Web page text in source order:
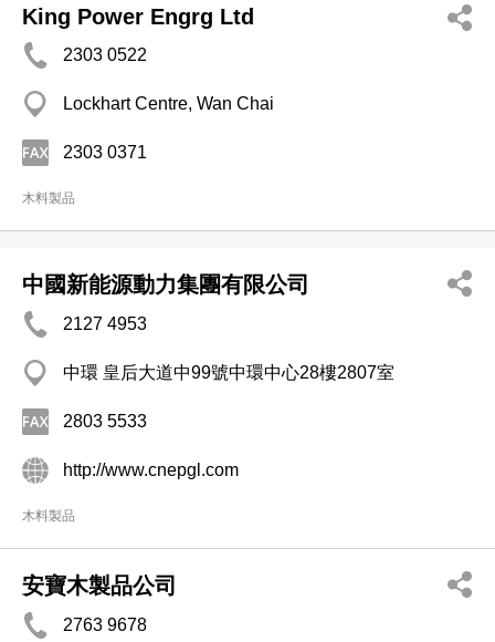
King Power Engrg Ltd
2303 0522
Lockhart Centre, Wan Chai
2303 0371
木料製品
中國新能源動力集團有限公司
2127 4953
中環 皇后大道中99號中環中心28樓2807室
2803 5533
http://www.cnepgl.com
木料製品
安寶木製品公司
2763 9678